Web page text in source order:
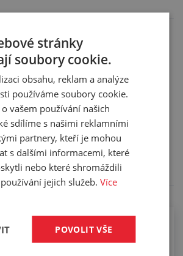
jsou určené pro upínání hadic malých
montáž pomocí šroubováku se
C7 nebo plochým šroubovákem.
s drážkou
ocel W1
hadic koncovkami pomocí
stránky
soubory cookie.
obsahu, reklam a analýze
používáme soubory cookie.
vašem používání našich
sdílíme s našimi reklamními
partnery, kteří je mohou
s dalšími informacemi, které
nebo které shromáždili
jejich služeb.Více
POVOLIT VŠE